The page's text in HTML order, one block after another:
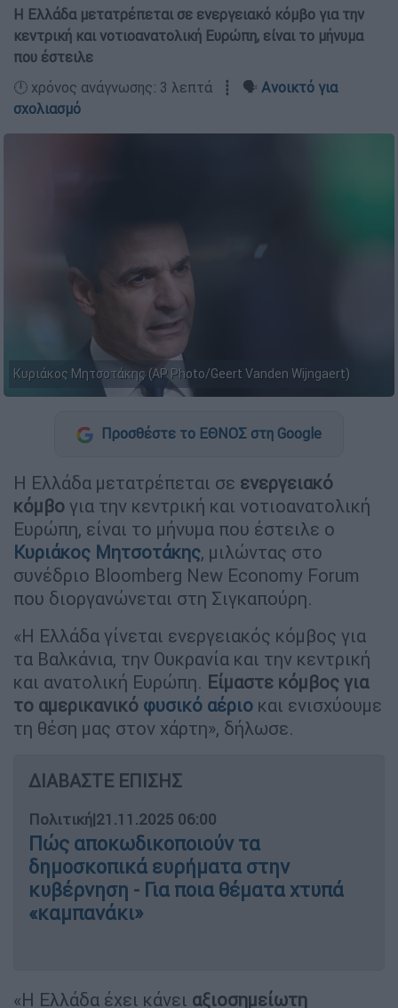
Η Ελλάδα μετατρέπεται σε ενεργειακό κόμβο για την
κεντρική και νοτιοανατολική Ευρώπη, είναι το μήνυμα
που έστειλε
🕛 χρόνος ανάγνωσης: 3 λεπτά ┋ 🗣️ Ανοικτό για
σχολιασμό
Κυριάκος Μητσοτάκης (AP Photo/Geert Vanden Wijngaert)
Προσθέστε το ΕΘΝΟΣ στη Google
Η Ελλάδα μετατρέπεται σε ενεργειακό
κόμβο για την κεντρική και νοτιοανατολική
Ευρώπη, είναι το μήνυμα που έστειλε ο
Κυριάκος Μητσοτάκης, μιλώντας στο
συνέδριο Bloomberg New Economy Forum
που διοργανώνεται στη Σιγκαπούρη.
«Η Ελλάδα γίνεται ενεργειακός κόμβος για
τα Βαλκάνια, την Ουκρανία και την κεντρική
και ανατολική Ευρώπη. Είμαστε κόμβος για
το αμερικανικό φυσικό αέριο και ενισχύουμε
τη θέση μας στον χάρτη», δήλωσε.
ΔΙΑΒΑΣΤΕ ΕΠΙΣΗΣ
Πολιτική|21.11.2025 06:00
Πώς αποκωδικοποιούν τα
δημοσκοπικά ευρήματα στην
κυβέρνηση - Για ποια θέματα χτυπά
«καμπανάκι»
«Η Ελλάδα έχει κάνει αξιοσημείωτη